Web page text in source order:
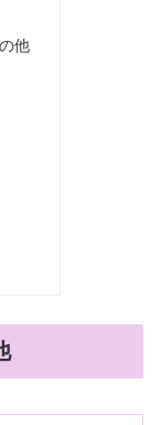
他